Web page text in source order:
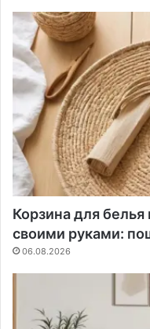
Корзина для белья
своими руками:
06.08.2026